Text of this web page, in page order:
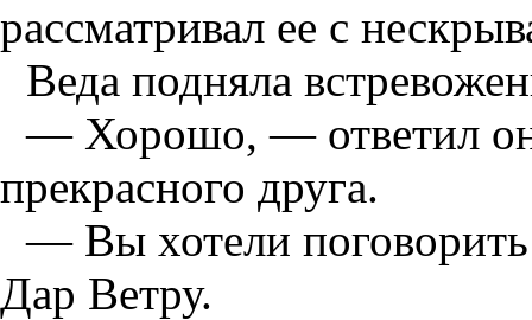
рассматривал ее с
Веда подняла
— Хорошо, — ответил он
прекрасного друга.
— Вы хотели
Дар Ветру.